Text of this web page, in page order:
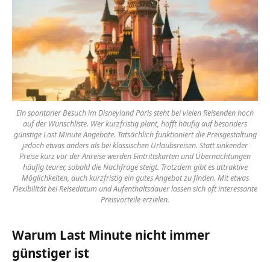
Ein spontaner Besuch im Disneyland Paris steht bei vielen Reisenden hoch
auf der Wunschliste. Wer kurzfristig plant, hofft häufig auf besonders
günstige Last Minute Angebote. Tatsächlich funktioniert die Preisgestaltung
jedoch etwas anders als bei klassischen Urlaubsreisen. Statt sinkender
Preise kurz vor der Anreise werden Eintrittskarten und Übernachtungen
häufig teurer, sobald die Nachfrage steigt. Trotzdem gibt es attraktive
Möglichkeiten, auch kurzfristig ein gutes Angebot zu finden. Mit etwas
Flexibilität bei Reisedatum und Aufenthaltsdauer lassen sich oft interessante
Preisvorteile erzielen.
Warum Last Minute nicht immer
günstiger ist